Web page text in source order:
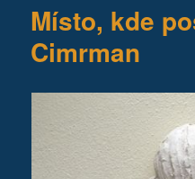
Místo, kde
Cimrman